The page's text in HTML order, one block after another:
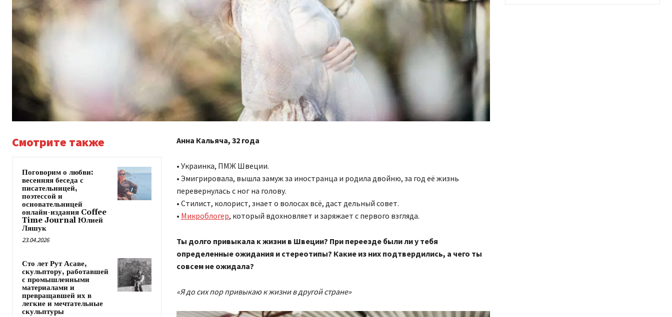
Смотрите также
Поговорим о любви:
весенняя беседа с
писательницей,
поэтессой и
основательницей
онлайн-издания Coffee
Time Journal Юлией
Ляшук
23.04.2026
Сто лет Рут Асаве,
скульптору, работавшей
с промышленными
материалами и
превращавшей их в
легкие и мечтательные
скульптуры
Анна Кальяча, 32 года
• Украинка, ПМЖ Швеции.
• Эмигрировала, вышла замуж за иностранца и родила двойню, за год её жизнь
перевернулась с ног на голову.
• Стилист, колорист, знает о волосах всё, даст дельный совет.
• Микроблогер, который вдохновляет и заряжает с первого взгляда.
Ты долго привыкала к жизни в Швеции? При переезде были ли у тебя
определенные ожидания и стереотипы? Какие из них подтвердились, а чего ты
совсем не ожидала?
«Я до сих пор привыкаю к ​​жизни в другой стране»